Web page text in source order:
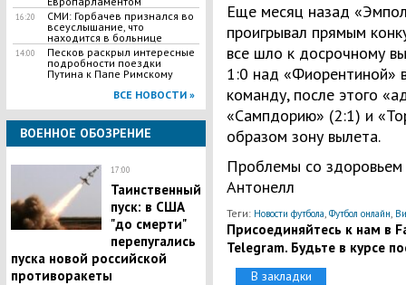
16:20
СМИ: Горбачев признался во
всеуслышание, что
находится в больнице
14:00
Песков раскрыл интересные
подробности поездки
Путина к Папе Римскому
ВСЕ НОВОСТИ »
ВОЕННОЕ ОБОЗРЕНИЕ
17:00
Таинственный
пуск: в США
"до смерти"
перепугались
пуска новой российской
противоракеты
Еще месяц назад
проигрывал прямым
все шло к досрочному
1:0 над «Фиорентиной»
команду, после этого
«Сампдорию» (2:1) и
образом зону вылета.
Проблемы со
Антонелл
Теги: Новости футбола Футбол онлайн
Присоединяйтесь к нам в
Telegram. Будьте в курсе
В закладки